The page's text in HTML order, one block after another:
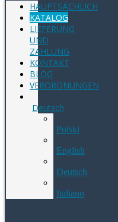
HAUPTSÄCHLICH
KATALOG
LIEFERUNG
UND
ZAHLUNG
KONTAKT
BLOG
VERORDNUNGEN
Deutsch
Polski
English
Deutsch
Italiano